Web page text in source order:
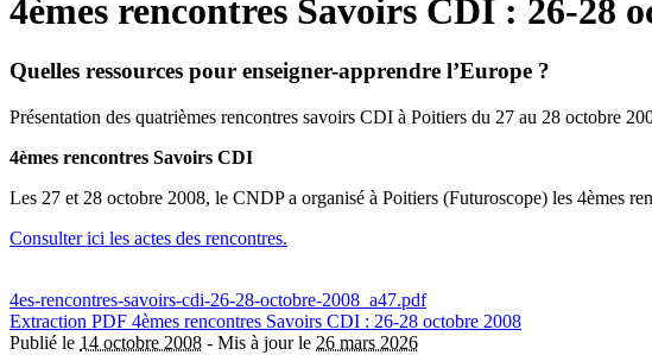
4èmes rencontres Savoirs CDI : 26-28
Quelles ressources pour enseigner-apprendre l’Europe ?
Présentation des quatrièmes rencontres savoirs CDI à Poitiers du 27 au 28 octobre
4èmes rencontres Savoirs CDI
Les 27 et 28 octobre 2008, le CNDP a organisé à Poitiers (Futuroscope) les 4èmes
Consulter ici les actes des rencontres.
4es-rencontres-savoirs-cdi-26-28-octobre-2008_a47.pdf
Extraction PDF 4èmes rencontres Savoirs CDI : 26-28 octobre 2008
Publié le 14 octobre 2008 - Mis à jour le 26 mars 2026